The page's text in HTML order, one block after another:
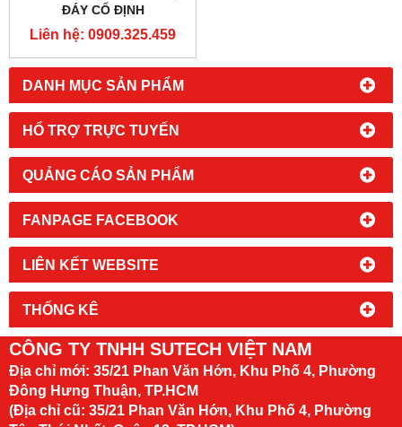
DANH MỤC SẢN PHẨM
HỔ TRỢ TRỰC TUYẾN
QUẢNG CÁO SẢN PHẨM
FANPAGE FACEBOOK
LIÊN KẾT WEBSITE
THỐNG KÊ
ĐÁY CỐ ĐỊNH
610X380X400MM
Liên hệ: 0909.325.459
CÔNG TY TNHH SUTECH VIỆT NAM
Địa chỉ mới: 35/21 Phan Văn Hớn, Khu Phố 4, Phường
Đông Hưng Thuận, TP.HCM
(Địa chỉ cũ: 35/21 Phan Văn Hớn, Khu Phố 4, Phường